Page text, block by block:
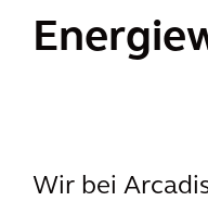
Wir bei